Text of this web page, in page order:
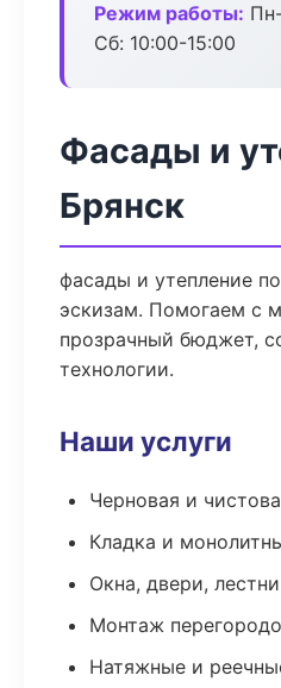
Режим работы:
Сб: 10:00-15:00
Фасады и
Брянск
фасады и утепление
эскизам. Помогаем с
прозрачный бюджет,
технологии.
Наши услуги
Черновая и
Кладка и
Окна, двери,
Монтаж
Натяжные и